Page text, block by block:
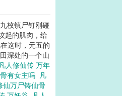
枚镇尸钉刚碰
起的肌肉，给
这时，元五的
深处的一个山
凡人修仙传 万年
有女主吗 凡
仙万尸铸仙骨